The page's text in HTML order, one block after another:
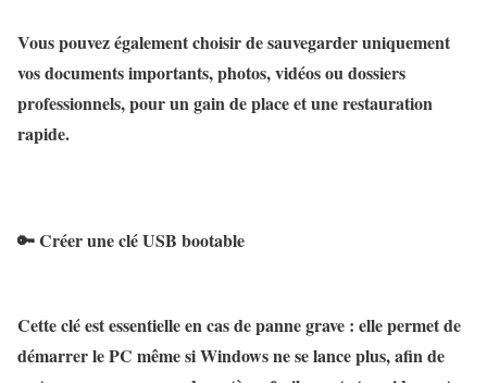
Vous pouvez également choisir de sauvegarder uniquement
vosdocuments importants, photos, vidéos ou dossiers
professionnels, pour un gain de place et une restauration
rapide.
🔑Créer une clé USB bootable
Cette clé est essentielle en cas de panne grave : elle permet de
démarrer le PC même si Windows ne se lance plus, afin de